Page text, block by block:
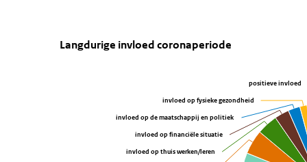
Langdurige invloed
Sla de grafiek 'Langdurige invloed coronaperiode' over
Langdurige invloed coronaperiode
Langdurige invloed coronaperiode
invloed op thuis werken/leren
invloed op thuis werken/leren
invloed op financiële situatie
invloed op financiële situatie
invloed op de maatschappij en politiek
invloed op de maatschappij en politiek
invloed op fysieke gezondheid
invloed op fysieke gezondheid
positieve invloed
positieve invloed